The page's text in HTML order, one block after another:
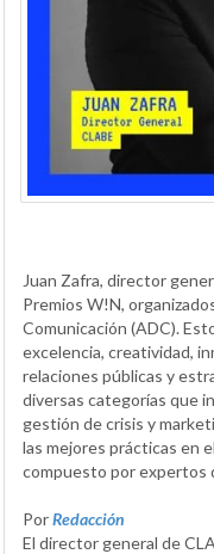
Juan Zafra, director
Premios W!N,
Comunicación (ADC).
excelencia, creatividad,
relaciones públicas y
diversas categorías que
gestión de crisis y
las mejores prácticas en
compuesto por expertos
PorRedacción
El director general de